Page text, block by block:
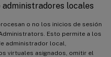
administradores locales
o no los inicios de sesión
Esto permite a los
administrador local,
virtuales asignados, omitir el